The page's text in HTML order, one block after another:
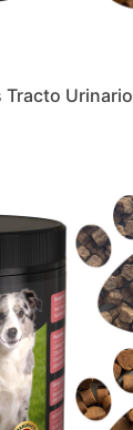
Tracto Urinario